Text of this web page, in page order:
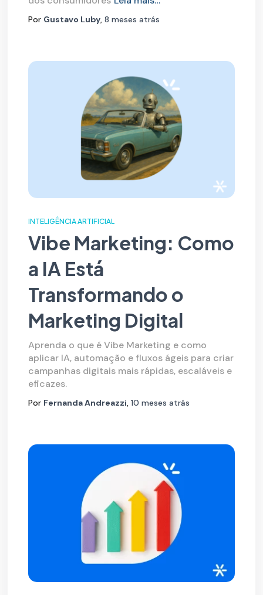
Por Gustavo Luby 8 meses atrás
INTELIGÊNCIA ARTIFICIAL
Vibe Marketing: Como
a IA Está
Transformando o
Marketing Digital
Aprenda o que é Vibe Marketing e como
aplicar IA, automação e fluxos ágeis para criar
campanhas digitais mais rápidas, escaláveis e
eficazes.
Por Fernanda Andreazzi, 10 meses atrás